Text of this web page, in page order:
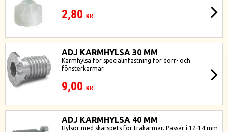
2,80 KR
ADJ KARMHYLSA 30 MM
Karmhylsa för specialinfästning för dörr- och
fönsterkarmar.
9,00 KR
ADJ KARMHYLSA 40 MM
Hylsor med skärspets för träkarmar. Passar i 12-14 mm